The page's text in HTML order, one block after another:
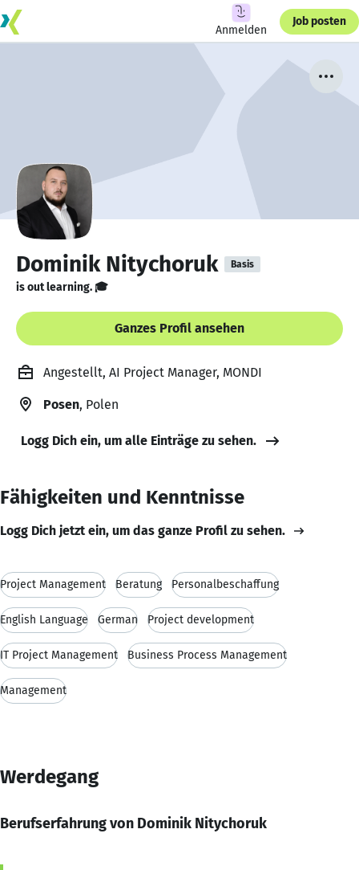
Anmelden
Job posten
Dominik Nitychoruk Basis
is out learning. 🎓
Ganzes Profil ansehen
Angestellt, AI Project Manager, MONDI
Posen, Polen
Logg Dich ein, um alle Einträge zu sehen.
Fähigkeiten und Kenntnisse
Logg Dich jetzt ein, um das ganze Profil zu sehen.
Project Management Beratung Personalbeschaffung
English Language German Project development
IT Project Management Business Process Management
Management
Werdegang
Berufserfahrung von Dominik Nitychoruk